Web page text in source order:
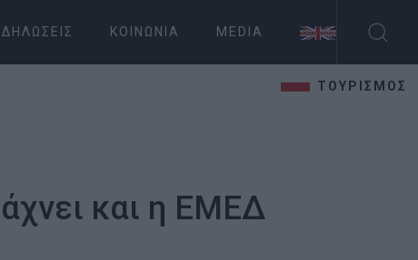
ΚΟΙΝΩΝΊΑ MEDIA
ΤΟΥΡΙΣΜΟΣ
και η ΕΜΕΔ